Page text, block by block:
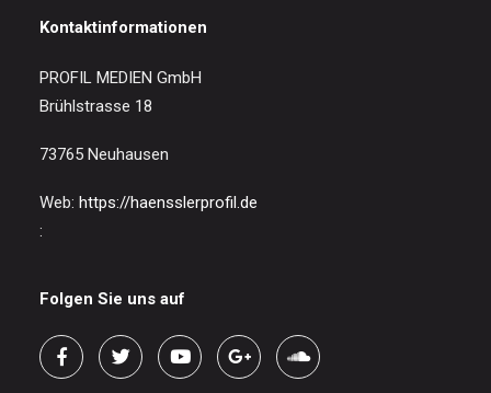
Kontaktinformationen
PROFIL MEDIEN GmbH
Brühlstrasse 18
73765 Neuhausen
Web: https://haensslerprofil.de
:
Folgen Sie uns auf